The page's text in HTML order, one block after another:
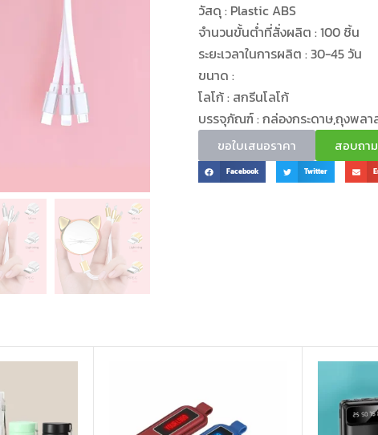
วัสดุ : Plastic ABS
จำนวนขั้นต่ำที่สั่งผลิต : 100 ชิ้น
ระยะเวลาในการผลิต : 30-45 วัน
ขนาด :
โลโก้ : สกรีนโลโก้
บรรจุภัณฑ์ : กล่องกระดาษ,ถุงพล
ขอใบเสนอราคา สอบถา
Facebook Twitter